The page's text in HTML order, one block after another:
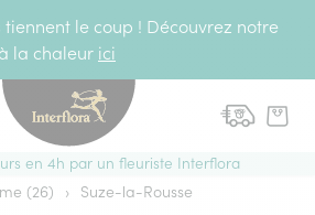
tiennent le coup ! Découvrez notre
la chaleur ici
en 4h par un fleuriste Interflora
(26) › Suze-la-Rousse